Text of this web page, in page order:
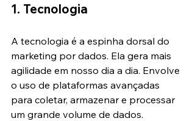
1. Tecnologia
A tecnologia é a espinha dorsal do
marketing por dados. Ela gera mais
agilidade em nosso dia a dia. Envolve
o uso de plataformas avançadas
para coletar, armazenar e processar
um grande volume de dados.